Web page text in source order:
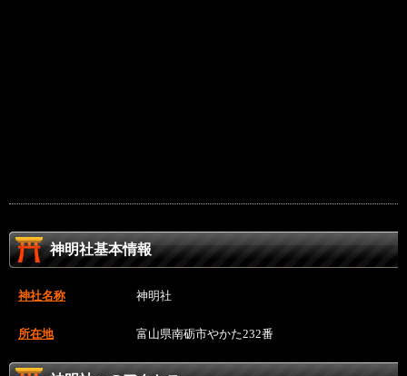
神明社基本情報
神社名称 神明社
所在地 富山県南砺市やかた232番